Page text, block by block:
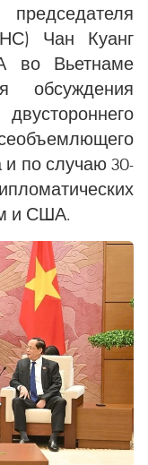
Чан Куанг
во Вьетнаме
и по случаю 30-
и США.